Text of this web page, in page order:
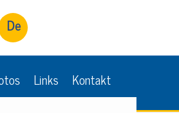
De
Links Kontakt